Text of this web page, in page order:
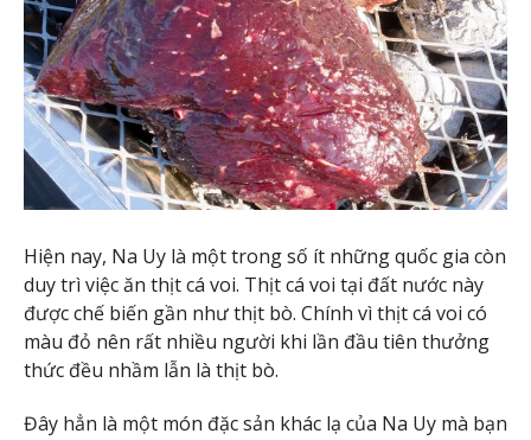
Hiện nay, Na Uy là một trong số ít những quốc gia còn
duy trì việc ăn thịt cá voi. Thịt cá voi tại đất nước này
được chế biến gần như thịt bò. Chính vì thịt cá voi có
màu đỏ nên rất nhiều người khi lần đầu tiên thưởng
thức đều nhầm lẫn là thịt bò.
Đây hẳn là một món đặc sản khác lạ của Na Uy mà bạn